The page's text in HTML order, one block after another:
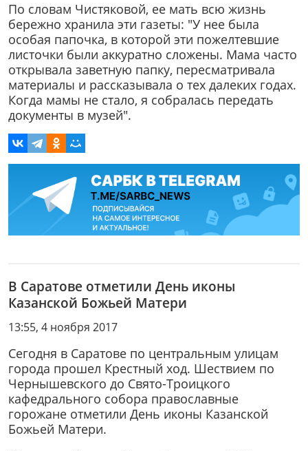
По словам Чистяковой, ее мать всю жизнь
бережно хранила эти газеты: "У нее была
особая папочка, в которой эти пожелтевшие
листочки были аккуратно сложены. Мама часто
открывала заветную папку, пересматривала
материалы и рассказывала о тех далеких годах.
Когда мамы не стало, я собралась передать
документы в музей".
В Саратове отметили День иконы
Казанской Божьей Матери
13:55, 4 ноября 2017
Сегодня в Саратове по центральным улицам
города прошел Крестный ход. Шествием по
Чернышевского до Свято-Троицкого
кафедрального собора православные
горожане отметили День иконы Казанской
Божьей Матери.